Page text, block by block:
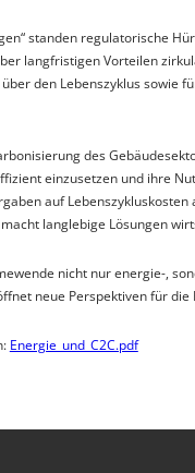
standen regulatorische
langfristigen Vorteilen
den Lebenszyklus sowie
des
einzusetzen und ihre
auf
langlebige Lösungen
nicht nur energie-,
neue Perspektiven für die
Energie_und_C2C.pdf